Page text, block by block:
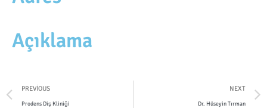
Açıklama
PREVIOUS
Prodens Diş Kliniği
NEXT
Dr. Hüseyin Tırman